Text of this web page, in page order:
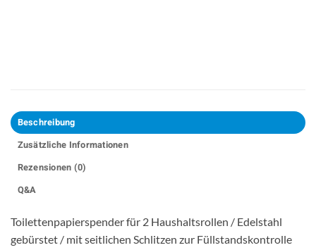
Beschreibung
Zusätzliche Informationen
Rezensionen (0)
Q&A
Toilettenpapierspender für 2 Haushaltsrollen / Edelstahl
gebürstet / mit seitlichen Schlitzen zur Füllstandskontrolle